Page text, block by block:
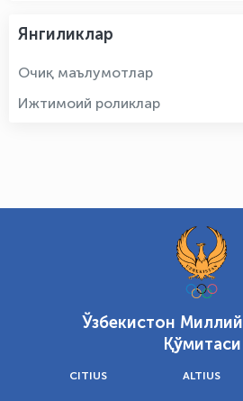
Янгиликлар
Очиқ маълумотлар
Ижтимоий роликлар
Ўзбекистон
Қўмитаси
CITIUS ALTIUS